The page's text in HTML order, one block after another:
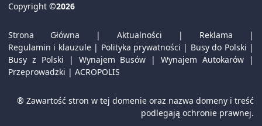
Copyright ©2026
Strona Główna | Aktualności | Reklama |
Regulamin i klauzule| Polityka prywatności | Busy do Polski |
Busy z Polski | Wynajem Busów |Wynajem Autokarów |
Przeprowadzki | ACROPOLIS
® Zawartość stron w tej domenie oraz nazwa domeny i treść
podlegają ochronie prawnej.